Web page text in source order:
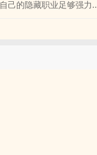
己的隐藏职业足够强力..